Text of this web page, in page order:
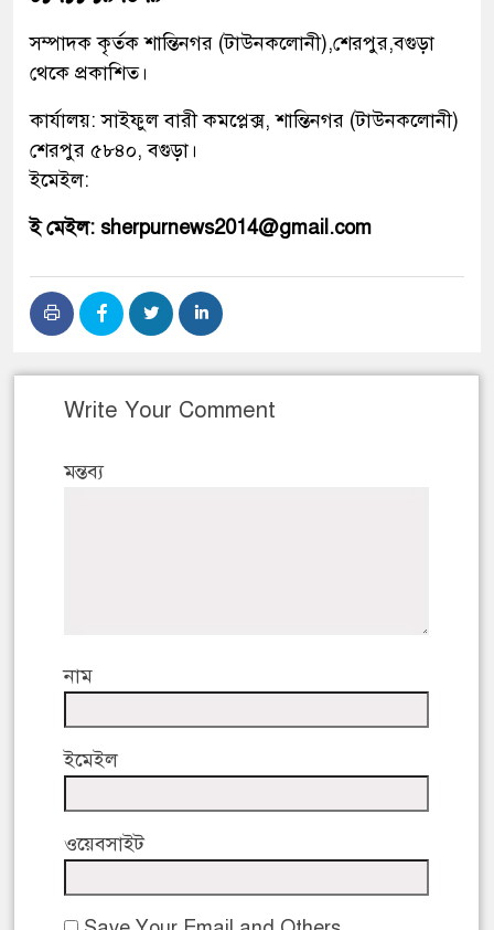
সম্পাদক কৃর্তক শান্তিনগর (টাউনকলোনী),শেরপুর,বগুড়া
থেকে প্রকাশিত।
কার্যালয়: সাইফুল বারী কমপ্লেক্স, শান্তিনগর (টাউনকলোনী)
শেরপুর ৫৮৪০, বগুড়া।
ইমেইল:
ই মেইল: sherpurnews2014@gmail.com
Write Your Comment
মন্তব্য
নাম
ইমেইল
ওয়েবসাইট